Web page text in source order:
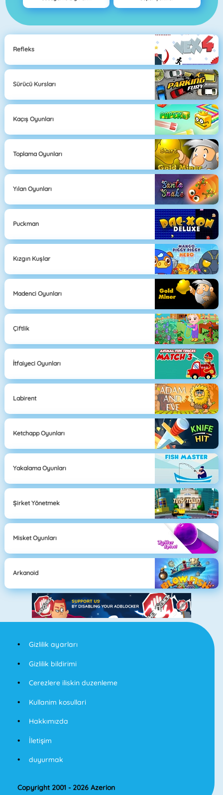
Refleks
Sürücü Kursları
Kaçış Oyunları
Toplama Oyunları
Yılan Oyunları
Puckman
Kızgın Kuşlar
Madenci Oyunları
Çiftlik
İtfaiyeci Oyunları
Labirent
Ketchapp Oyunları
Yakalama Oyunları
Şirket Yönetmek
Misket Oyunları
Arkanoid
Gizlilik ayarları
Gizlilik bildirimi
Cerezlere iliskin duzenleme
Kullanim kosullari
Hakkımızda
İletişim
duyurmak
Copyright 2001 - 2026 Azerion